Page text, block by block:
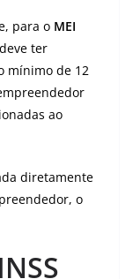
para o MEI
ter
mínimo de 12
ao
diretamente
o